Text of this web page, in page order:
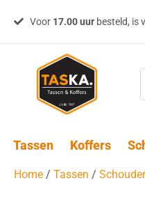
Voor 17.00 uurbesteld, is
Tassen Koffers
Home / Tassen /